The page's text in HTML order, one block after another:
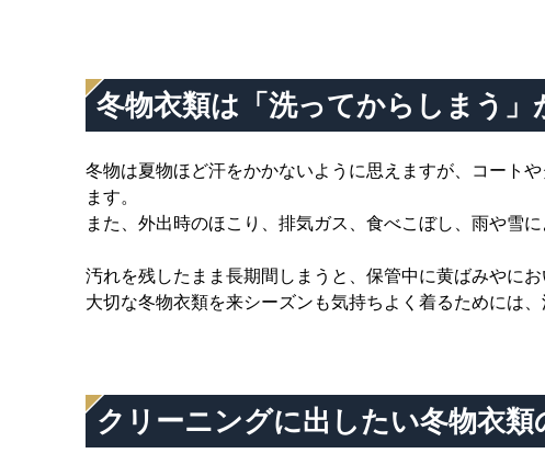
冬物衣類は「洗ってからしまう」
冬物は夏物ほど汗をかかないように思えますが、コート
ます。
また、外出時のほこり、排気ガス、食べこぼし、雨や雪
汚れを残したまま長期間しまうと、保管中に黄ばみやに
大切な冬物衣類を来シーズンも気持ちよく着るためには
クリーニングに出したい冬物衣類